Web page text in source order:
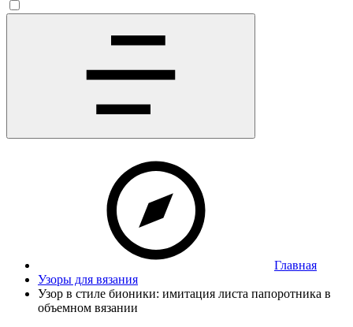
Главная
Узоры для вязания
Узор в стиле бионики: имитация листа папоротника в
объемном вязании